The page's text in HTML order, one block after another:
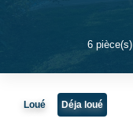
6pièce(s)
Loué Déja loué